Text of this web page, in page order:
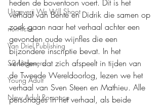
Uitgeverij We Will Shoot
non-fictie
Van Driel Publishing
S2 Uitgevers
Young Adult
New Adult Romance
heden de boventoon voert. Dit is het
verhaal van Bente en Didrik die samen op
zoek gaan naar het verhaal achter een
gevonden oude wijnfles die een
bijzondere inscriptie bevat. In het
verleden, dat zich afspeelt in tijden van
de Tweede Wereldoorlog, lezen we het
verhaal van Sven Steen en Mathieu. Alle
personages in het verhaal, als beide